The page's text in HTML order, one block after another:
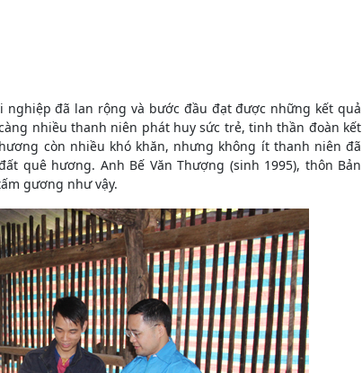
đã lan rộng và bước đầu đạt được những kết quả
nhiều thanh niên phát huy sức trẻ, tinh thần đoàn kết
còn nhiều khó khăn, nhưng không ít thanh niên đã
quê hương. Anh Bế Văn Thượng (sinh 1995), thôn Bản
gương như vậy.